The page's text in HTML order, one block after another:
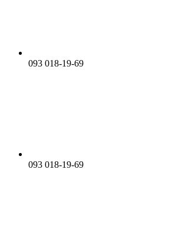
093 018-19-69
093 018-19-69